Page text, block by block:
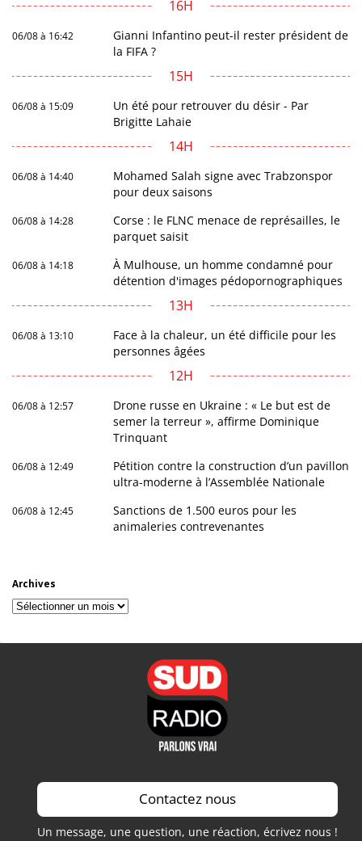
16H
06/08 à 16:42
Gianni Infantino peut-il rester président de
la FIFA ?
15H
06/08 à 15:09
Un été pour retrouver du désir - Par
Brigitte Lahaie
14H
06/08 à 14:40
Mohamed Salah signe avec Trabzonspor
pour deux saisons
06/08 à 14:28
Corse : le FLNC menace de représailles, le
parquet saisit
06/08 à 14:18
À Mulhouse, un homme condamné pour
détention d'images pédopornographiques
13H
06/08 à 13:10
Face à la chaleur, un été difficile pour les
personnes âgées
12H
06/08 à 12:57
Drone russe en Ukraine : « Le but est de
semer la terreur », affirme Dominique
Trinquant
06/08 à 12:49
Pétition contre la construction d’un pavillon
ultra-moderne à l’Assemblée Nationale
06/08 à 12:45
Sanctions de 1.500 euros pour les
animaleries contrevenantes
Archives
Archives
Contactez nous
Un message, une question, une réaction, écrivez nous !